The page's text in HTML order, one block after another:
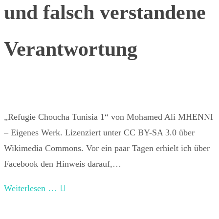
und falsch verstandene
Verantwortung
„Refugie Choucha Tunisia 1“ von Mohamed Ali MHENNI
– Eigenes Werk. Lizenziert unter CC BY-SA 3.0 über
Wikimedia Commons. Vor ein paar Tagen erhielt ich über
Facebook den Hinweis darauf,…
Weiterlesen …